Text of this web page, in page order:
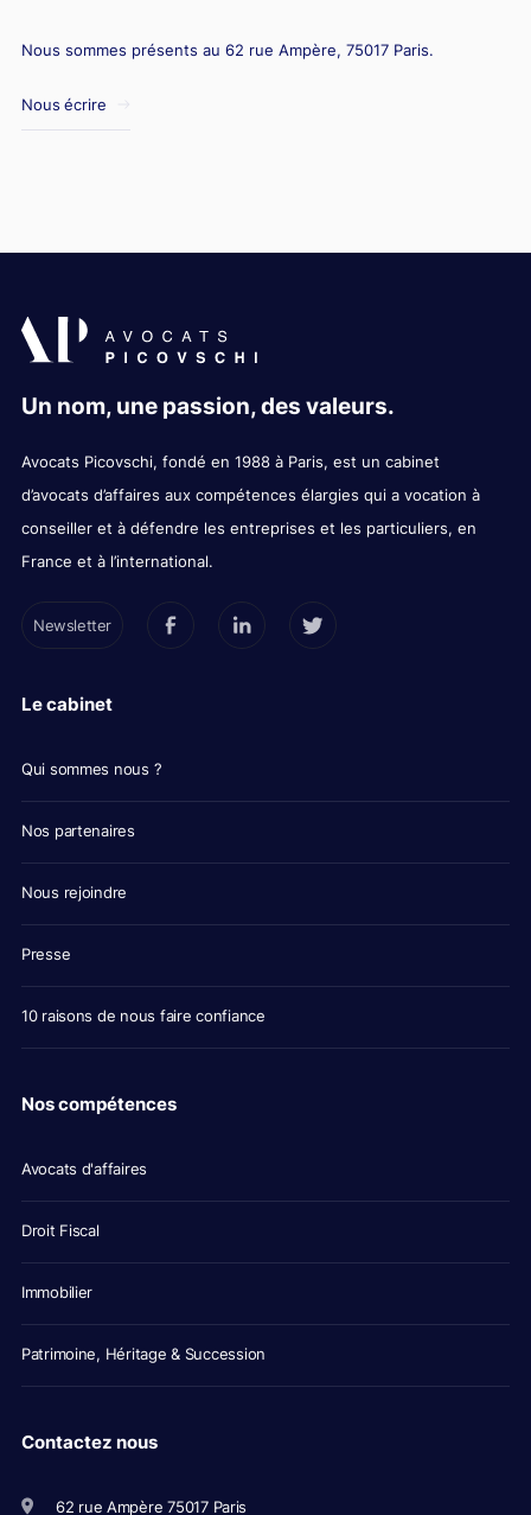
Nous sommes présents au 62 rue Ampère, 75017 Paris.
Nous écrire
Un nom, une passion, des valeurs.
Avocats Picovschi, fondé en 1988 à Paris, est un cabinet
d’avocats d’affaires aux compétences élargies qui a vocation à
conseiller et à défendre les entreprises et les particuliers, en
France et à l’international.
Newsletter
Le cabinet
Qui sommes nous ?
Nos partenaires
Nous rejoindre
Presse
10 raisons de nous faire confiance
Nos compétences
Avocats d'affaires
Droit Fiscal
Immobilier
Patrimoine, Héritage & Succession
Contactez nous
62 rue Ampère 75017 Paris